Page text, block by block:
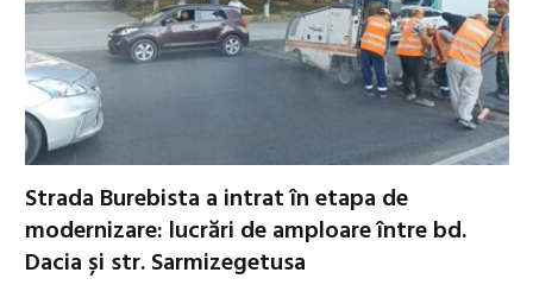
Strada Burebista a intrat în etapa de
modernizare: lucrări de amploare între bd.
Dacia și str. Sarmizegetusa